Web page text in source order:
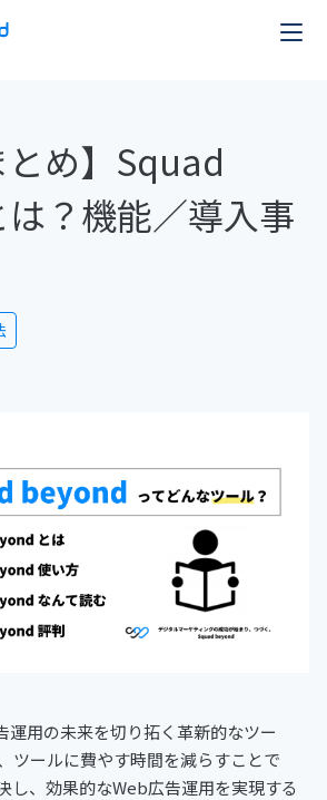
とめ】Squad
？機能／導入事
用の未来を切り拓く革新的なツー
ツールに費やす時間を減らすことで
し、効果的なWeb広告運用を実現する